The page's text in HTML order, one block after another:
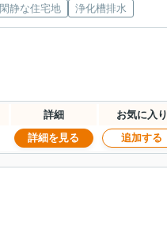
閑静な住宅地 浄化槽排水
詳細 お気に入り
詳細を見る 追加する